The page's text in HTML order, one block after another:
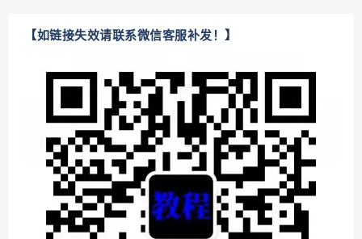
【如链接失效请联系微信客服补发！】